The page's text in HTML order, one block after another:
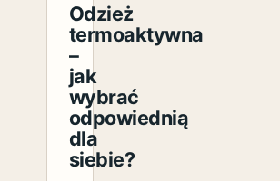
Odzież
termoaktywna
–
jak
wybrać
odpowiednią
dla
siebie?